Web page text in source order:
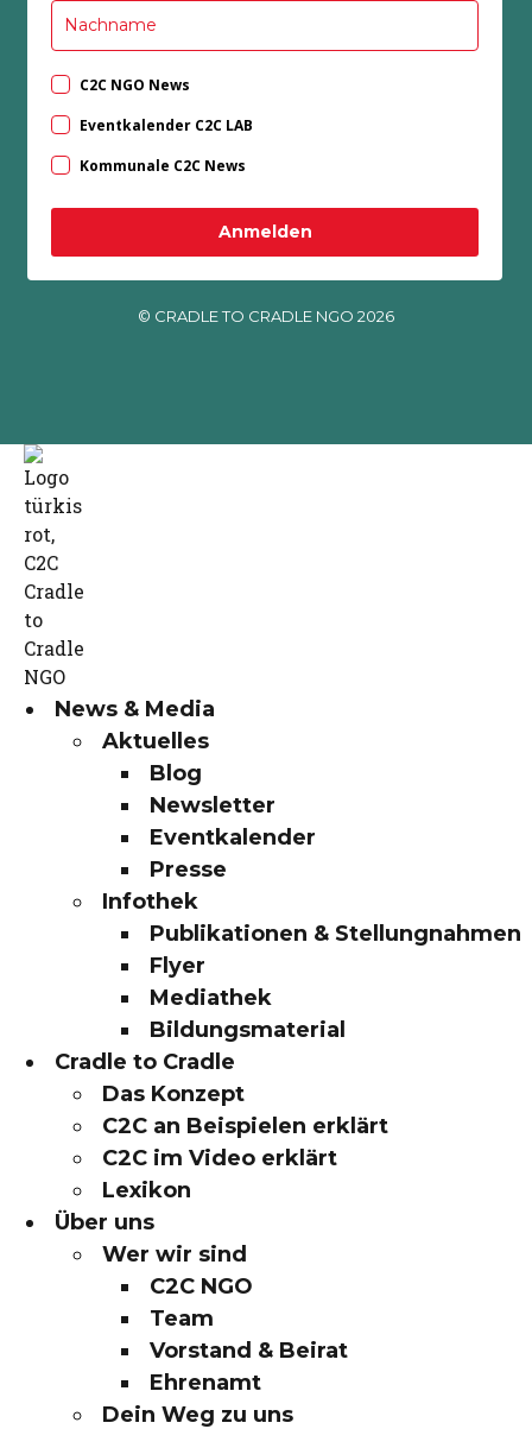
C2C NGO News
Eventkalender C2C LAB
Kommunale C2C News
Anmelden
© CRADLE TO CRADLE NGO 2026
News & Media
Aktuelles
Blog
Newsletter
Eventkalender
Presse
Infothek
Publikationen & Stellungnahmen
Flyer
Mediathek
Bildungsmaterial
Cradle to Cradle
Das Konzept
C2C an Beispielen erklärt
C2C im Video erklärt
Lexikon
Über uns
Wer wir sind
C2C NGO
Team
Vorstand & Beirat
Ehrenamt
Dein Weg zu uns